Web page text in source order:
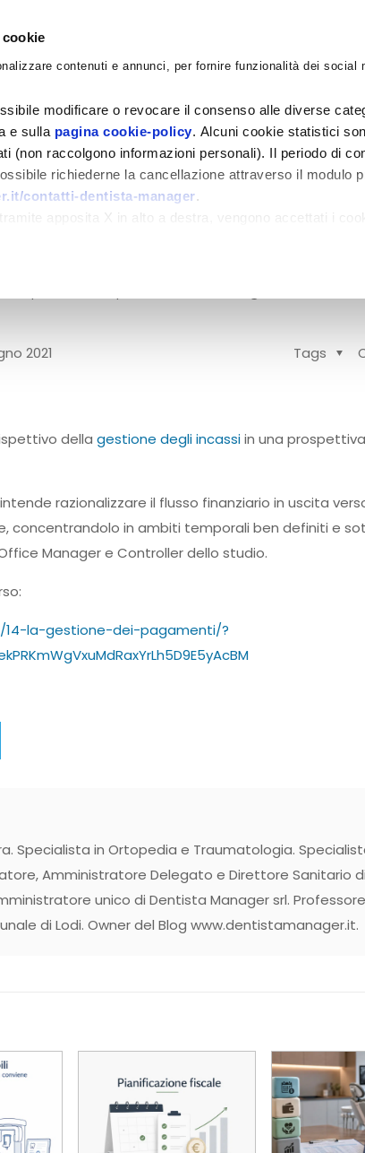
contenuti e annunci, per fornire funzionalità dei social
modificare o revocare il consenso alle diverse
e sulla pagina cookie-policy. Alcuni cookie statistici
(non raccolgono informazioni personali). Il periodo di
richiederne la cancellazione attraverso il modulo
contatti-dentista-manager.
apposita X in alto a destra, vengono accettati i
corrispettivo della gestione degli incassi in
2021 Tags
della gestione degli incassiin una prospettiva
razionalizzare il flusso finanziario in uscita
concentrandolo in ambiti temporali ben definiti e
Manager e Controller dello studio.
la-gestione-dei-pagamenti/?
Specialista in Ortopedia e Traumatologia.
Amministratore Delegato e Direttore Sanitario
unico di Dentista Manager srl.
di Lodi. Owner del Blog www.dentistamanager.it.